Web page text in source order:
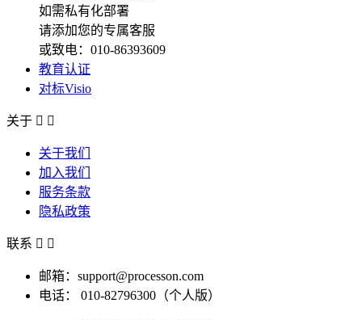
如需私有化部署
请添加您的专属客服
或致电：010-86393609
教育认证
对标Visio
关于  
关于我们
加入我们
服务条款
隐私政策
联系  
邮箱：support@processon.com
电话：
010-82796300（个人版）